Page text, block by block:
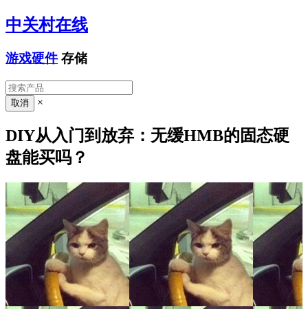
中关村在线
游戏硬件 存储
×
DIY从入门到放弃：无缓HMB的固态硬
盘能买吗？